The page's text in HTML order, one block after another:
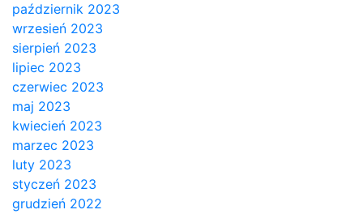
październik 2023
wrzesień 2023
sierpień 2023
lipiec 2023
czerwiec 2023
maj 2023
kwiecień 2023
marzec 2023
luty 2023
styczeń 2023
grudzień 2022